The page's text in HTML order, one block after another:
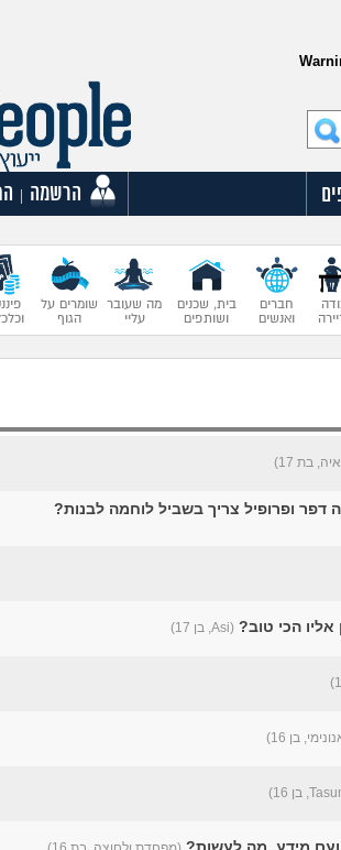
הרשמה
חברים
ואנשים
בית, שכנים
ושותפים
מה שעובר
עליי
שומרים על
הגוף
בת 17)
ופרופיל צריך בשביל לוחמה לבנות?
אליו הכי טוב? (Asi, בן 17)
בן 16)
ועם מידע. מה לעשות?